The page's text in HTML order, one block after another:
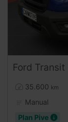
Ford Transit
35.600 km
Manual
Plan Pive